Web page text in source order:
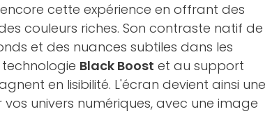
cette expérience en offrant des
couleurs riches. Son contraste natif de
et des nuances subtiles dans les
Black Boost et au support
en lisibilité. L'écran devient ainsi une
univers numériques, avec une image